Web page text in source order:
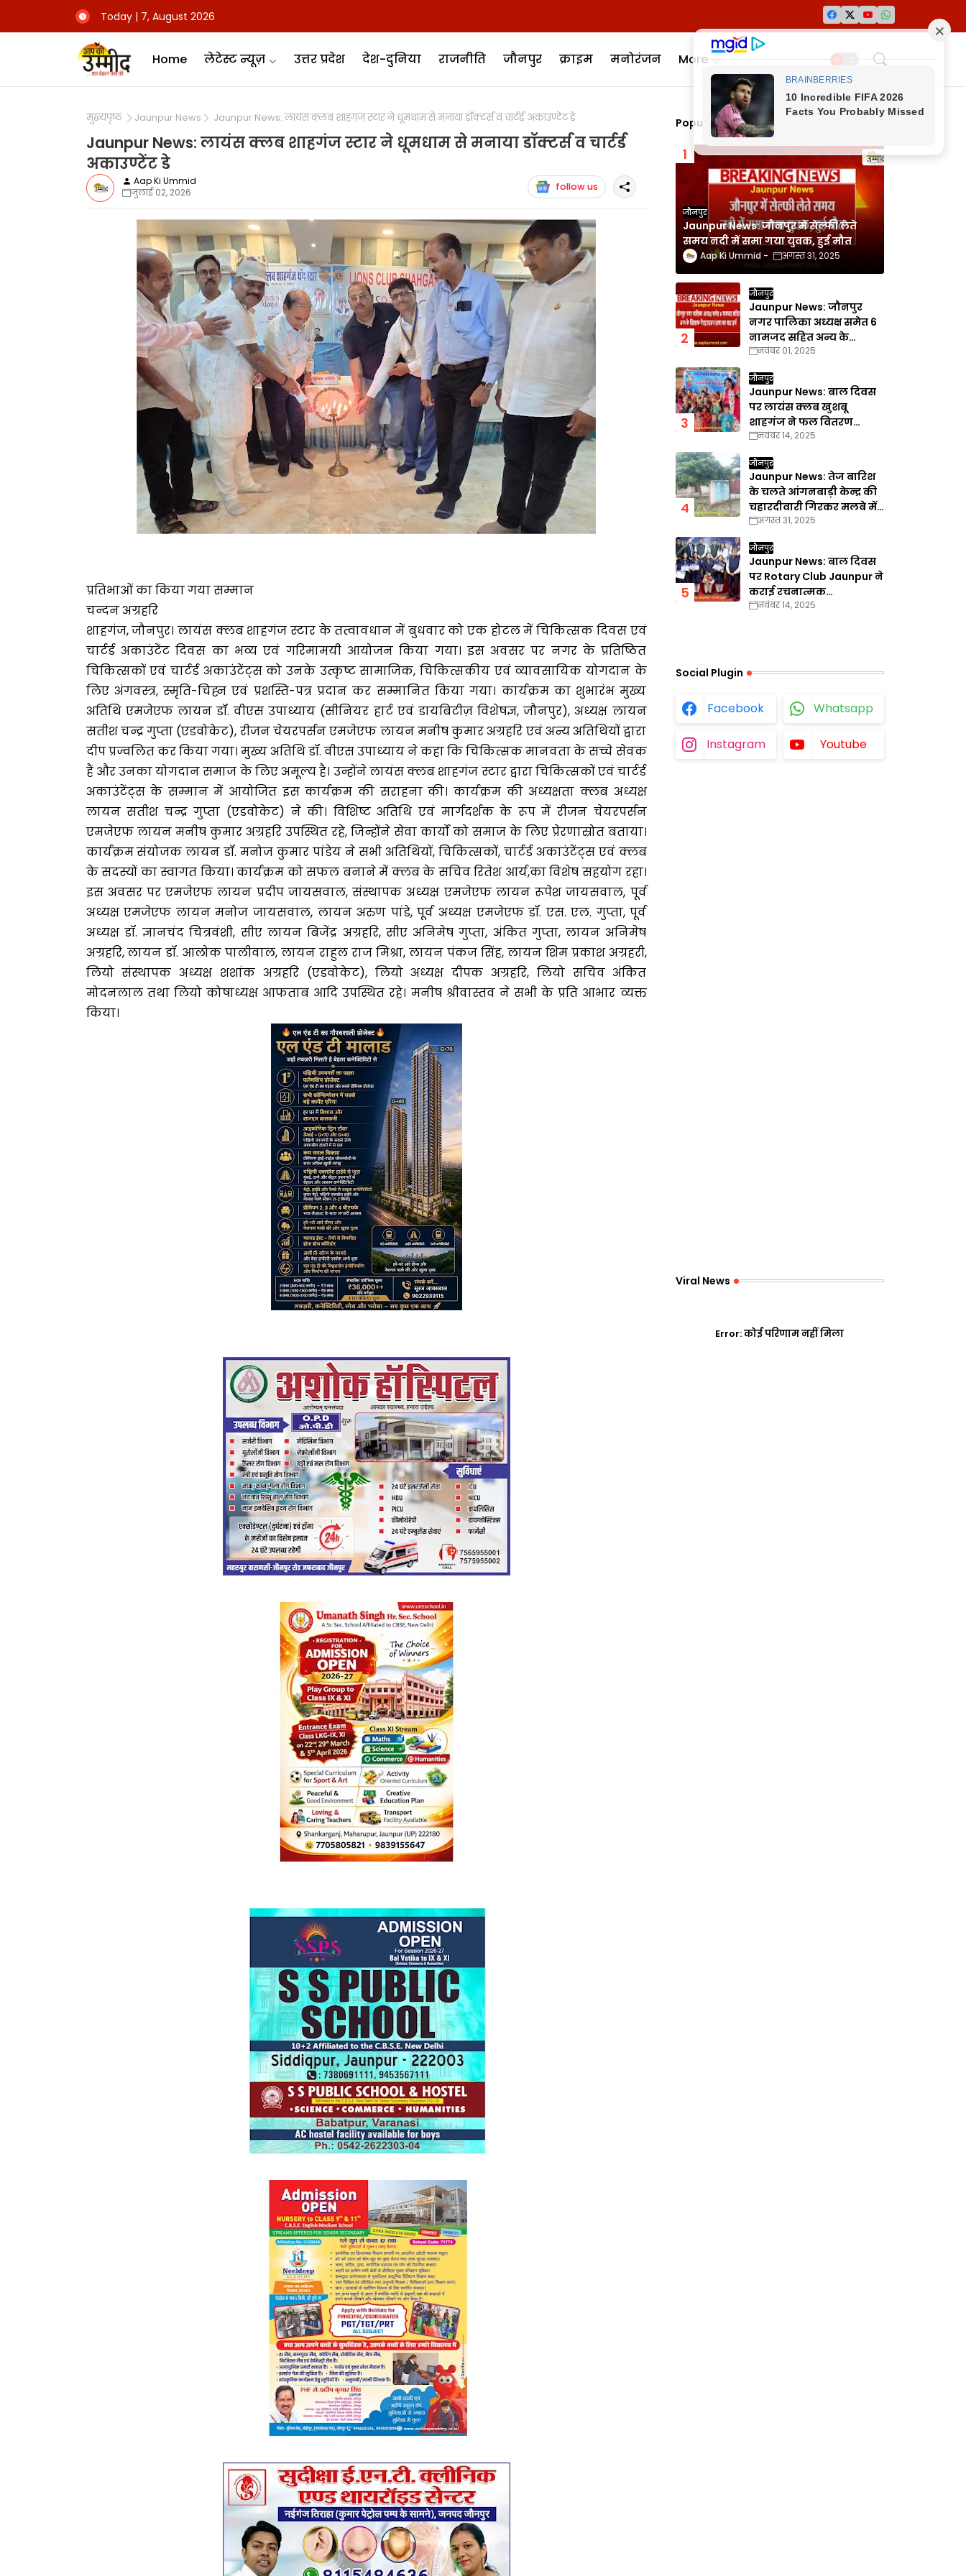
Today | 7, August 2026
Home लेटेस्ट न्यूज़ उत्तर प्रदेश देश-दुनिया राजनीति जौनपुर क्राइम मनोरंजन More
मुख्यपृष्ठ Jaunpur News Jaunpur News: लायंस क्लब शाहगंज स्टार ने धूमधाम से मनाया डॉक्टर्स व चार्टर्ड अकाउण्टेंट डे
Jaunpur News: लायंस क्लब शाहगंज स्टार ने धूमधाम से मनाया डॉक्टर्स व चार्टर्ड
अकाउण्टेंट डे
Aap Ki Ummid
जुलाई 02, 2026
follow us
प्रतिभाओं का किया गया सम्मान
चन्दन अग्रहरि
शाहगंज, जौनपुर। लायंस क्लब शाहगंज स्टार के तत्वावधान में बुधवार को एक होटल में चिकित्सक दिवस एवं
चार्टर्ड अकाउंटेंट दिवस का भव्य एवं गरिमामयी आयोजन किया गया। इस अवसर पर नगर के प्रतिष्ठित
चिकित्सकों एवं चार्टर्ड अकाउंटेंट्स को उनके उत्कृष्ट सामाजिक, चिकित्सकीय एवं व्यावसायिक योगदान के
लिए अंगवस्त्र, स्मृति-चिह्न एवं प्रशस्ति-पत्र प्रदान कर सम्मानित किया गया। कार्यक्रम का शुभारंभ मुख्य
अतिथि एमजेएफ लायन डॉ. वीएस उपाध्याय (सीनियर हार्ट एवं डायबिटीज़ विशेषज्ञ, जौनपुर), अध्यक्ष लायन
सतीश चन्द्र गुप्ता (एडवोकेट), रीजन चेयरपर्सन एमजेएफ लायन मनीष कुमार अग्रहरि एवं अन्य अतिथियों द्वारा
दीप प्रज्वलित कर किया गया। मुख्य अतिथि डॉ. वीएस उपाध्याय ने कहा कि चिकित्सक मानवता के सच्चे सेवक
हैं और उनका योगदान समाज के लिए अमूल्य है। उन्होंने लायंस क्लब शाहगंज स्टार द्वारा चिकित्सकों एवं चार्टर्ड
अकाउंटेंट्स के सम्मान में आयोजित इस कार्यक्रम की सराहना की। कार्यक्रम की अध्यक्षता क्लब अध्यक्ष
लायन सतीश चन्द्र गुप्ता (एडवोकेट) ने की। विशिष्ट अतिथि एवं मार्गदर्शक के रूप में रीजन चेयरपर्सन
एमजेएफ लायन मनीष कुमार अग्रहरि उपस्थित रहे, जिन्होंने सेवा कार्यों को समाज के लिए प्रेरणास्रोत बताया।
कार्यक्रम संयोजक लायन डॉ. मनोज कुमार पांडेय ने सभी अतिथियों, चिकित्सकों, चार्टर्ड अकाउंटेंट्स एवं क्लब
के सदस्यों का स्वागत किया। कार्यक्रम को सफल बनाने में क्लब के सचिव रितेश आर्य,का विशेष सहयोग रहा।
इस अवसर पर एमजेएफ लायन प्रदीप जायसवाल, संस्थापक अध्यक्ष एमजेएफ लायन रूपेश जायसवाल, पूर्व
अध्यक्ष एमजेएफ लायन मनोज जायसवाल, लायन अरुण पांडे, पूर्व अध्यक्ष एमजेएफ डॉ. एस. एल. गुप्ता, पूर्व
अध्यक्ष डॉ. ज्ञानचंद चित्रवंशी, सीए लायन बिजेंद्र अग्रहरि, सीए अनिमेष गुप्ता, अंकित गुप्ता, लायन अनिमेष
अग्रहरि, लायन डॉ. आलोक पालीवाल, लायन राहुल राज मिश्रा, लायन पंकज सिंह, लायन शिम प्रकाश अग्रहरी,
लियो संस्थापक अध्यक्ष शशांक अग्रहरि (एडवोकेट), लियो अध्यक्ष दीपक अग्रहरि, लियो सचिव अंकित
मोदनलाल तथा लियो कोषाध्यक्ष आफताब आदि उपस्थित रहे। मनीष श्रीवास्तव ने सभी के प्रति आभार व्यक्त
किया।
Popular Posts
जौनपुर
Jaunpur News: जौनपुर में सेल्फी लेते
समय नदी में समा गया युवक, हुई मौत
Aap Ki Ummid अगस्त 31, 2025
जौनपुर
Jaunpur News: जौनपुर
नगर पालिका अध्यक्ष समेत 6
नामजद सहित अन्य के
खिलाफ गैरइरादतन हत्या का
नवंबर 01, 2025
जौनपुर
Jaunpur News: बाल दिवस
पर लायंस क्लब खुशबू
शाहगंज ने फल वितरण
कार्यक्रम का किया आयोजन
नवंबर 14, 2025
जौनपुर
Jaunpur News: तेज बारिश
के चलते आंगनबाड़ी केन्द्र की
चहारदीवारी गिरकर मलबे में
तब्दील
अगस्त 31, 2025
जौनपुर
Jaunpur News: बाल दिवस
पर Rotary Club Jaunpur ने
कराई रचनात्मक
प्रतियोगिताएँ
नवंबर 14, 2025
Social Plugin
Facebook Whatsapp
Instagram Youtube
Viral News
Error:कोई परिणाम नहीं मिला